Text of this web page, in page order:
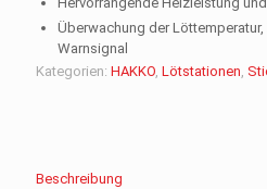
Überwachung der Löttemperatur,
Warnsignal
Kategorien: HAKKO Lötstationen
Beschreibung